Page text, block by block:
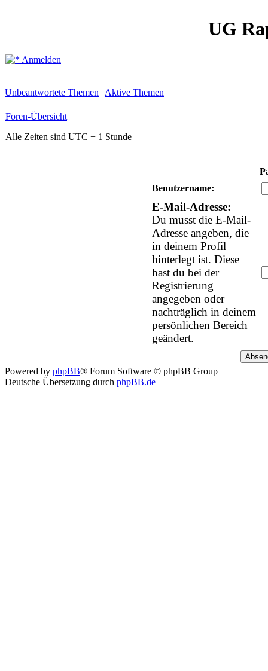
UG
Anmelden
Unbeantwortete Themen | Aktive Themen
Foren-Übersicht
Alle Zeiten sind UTC + 1 Stunde
Benutzername:
E-Mail-Adresse:
Du musst die E-Mail-
Adresse angeben, die
in deinem Profil
hinterlegt ist. Diese
hast du bei der
Registrierung
angegeben oder
nachträglich in deinem
persönlichen Bereich
geändert.
Powered by phpBB® Forum Software © phpBB Group
Deutsche Übersetzung durch phpBB.de